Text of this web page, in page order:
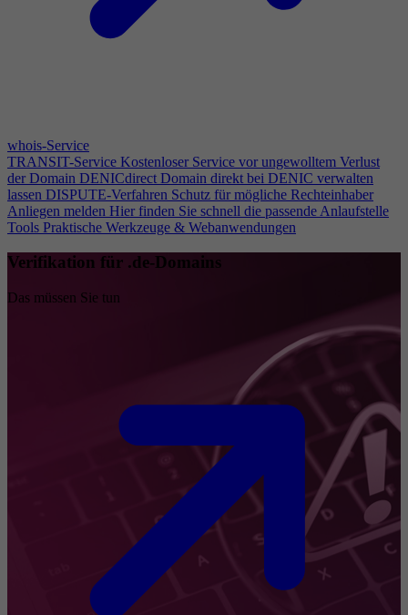
whois-Service
TRANSIT-Service Kostenloser Service vor ungewolltem Verlust
der Domain DENICdirect Domain direkt bei DENIC verwalten
lassen DISPUTE-Verfahren Schutz für mögliche Rechteinhaber
Anliegen melden Hier finden Sie schnell die passende Anlaufstelle
Tools Praktische Werkzeuge & Webanwendungen
Verifikation für .de-Domains
Das müssen Sie tun